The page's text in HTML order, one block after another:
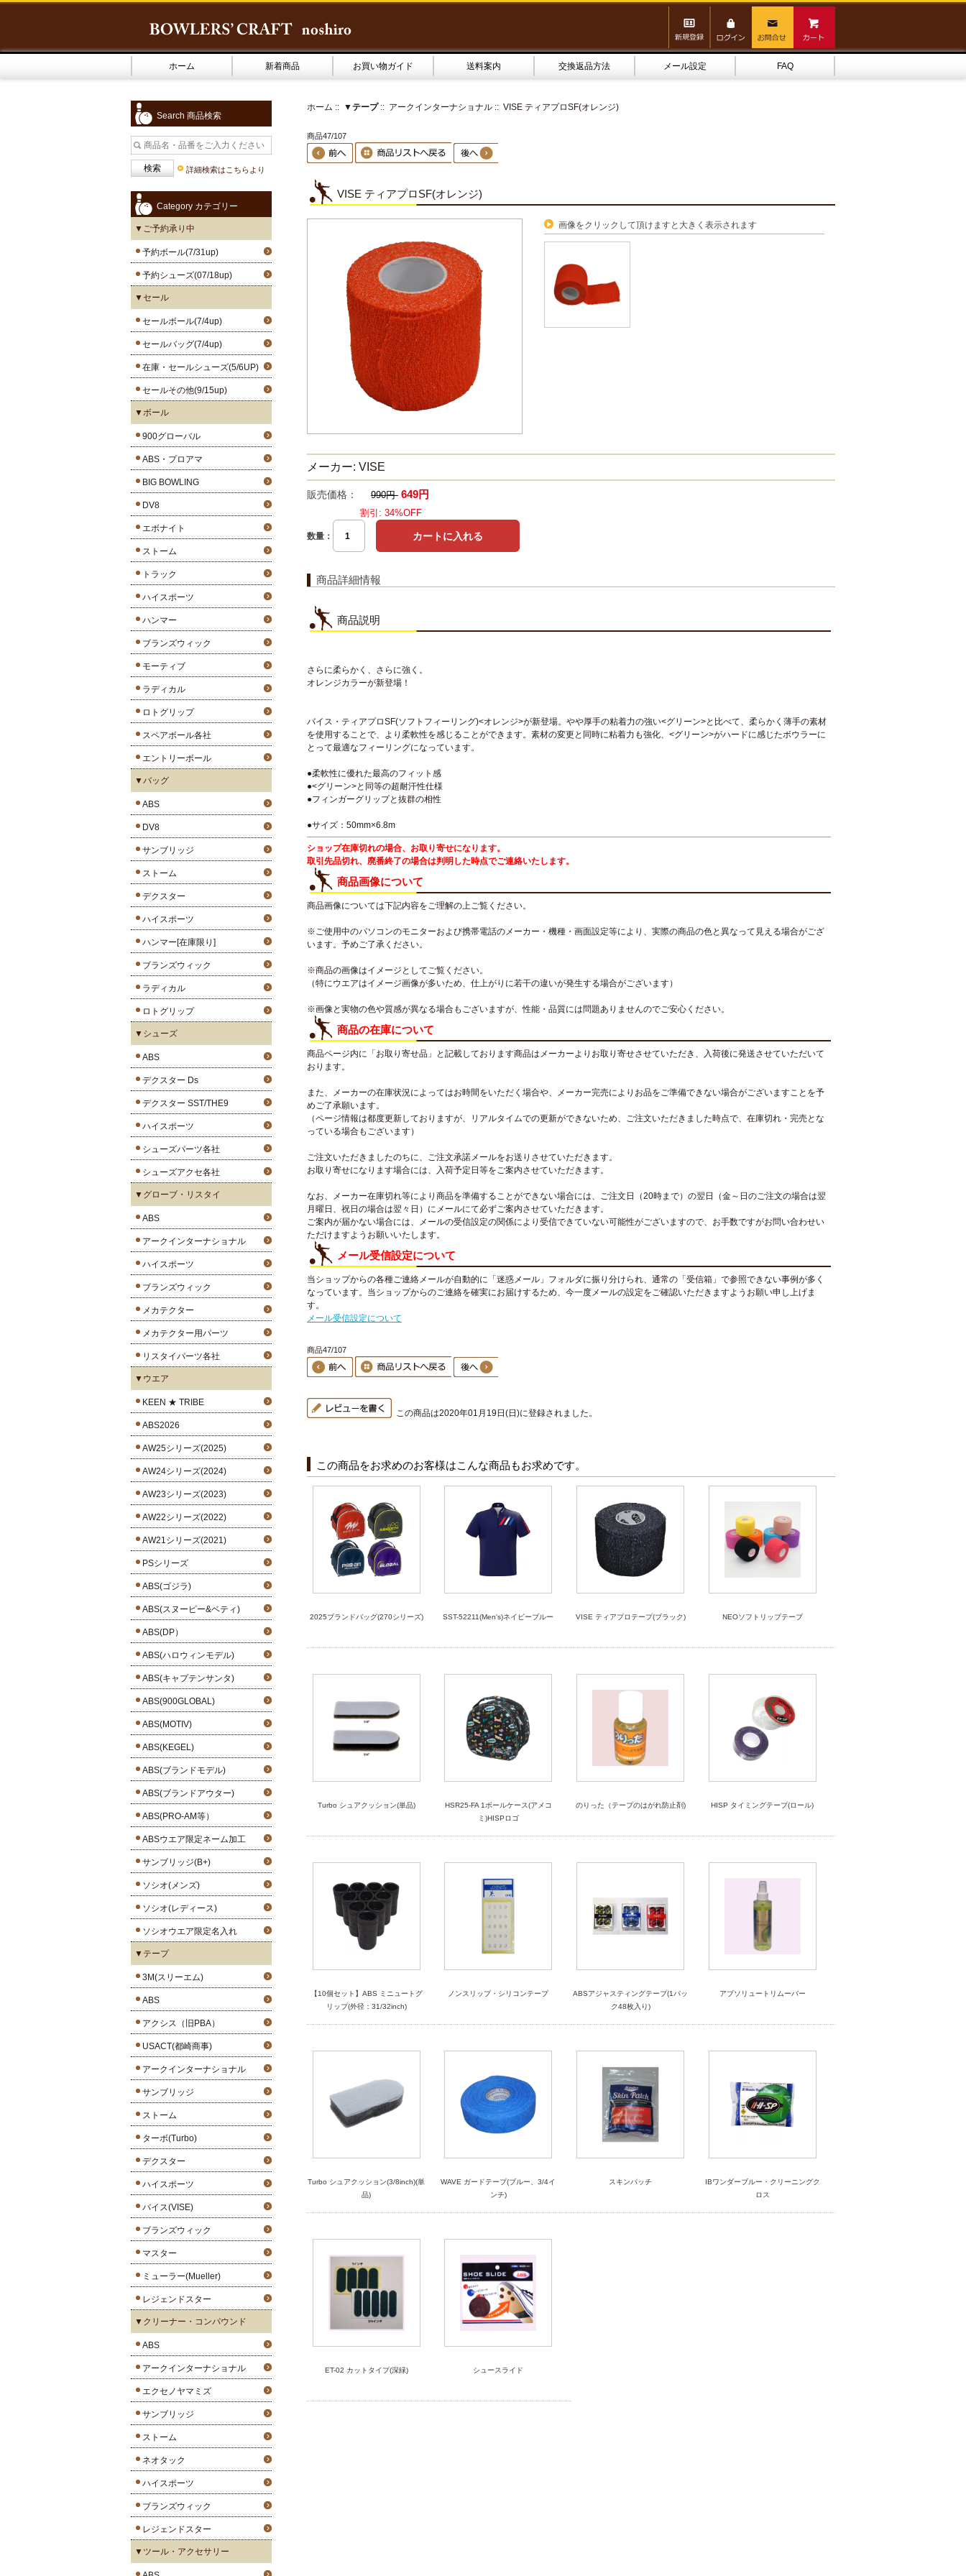
ホーム 新着商品 お買い物ガイド 送料案内 交換返品方法 メール設定 FAQ
Search 商品検索
詳細検索はこちらより
Category カテゴリー
▼ご予約承り中
予約ボール(7/31up)
予約シューズ(07/18up)
▼セール
セールボール(7/4up)
セールバッグ(7/4up)
在庫・セールシューズ(5/6UP)
セールその他(9/15up)
▼ボール
900グローバル
ABS・プロアマ
BIG BOWLING
DV8
エボナイト
ストーム
トラック
ハイスポーツ
ハンマー
ブランズウィック
モーティブ
ラディカル
ロトグリップ
スペアボール各社
エントリーボール
▼バッグ
ABS
DV8
サンブリッジ
ストーム
デクスター
ハイスポーツ
ハンマー[在庫限り]
ブランズウィック
ラディカル
ロトグリップ
▼シューズ
ABS
デクスター Ds
デクスター SST/THE9
ハイスポーツ
シューズパーツ各社
シューズアクセ各社
▼グローブ・リスタイ
ABS
アークインターナショナル
ハイスポーツ
ブランズウィック
メカテクター
メカテクター用パーツ
リスタイパーツ各社
▼ウエア
KEEN ★ TRIBE
ABS2026
AW25シリーズ(2025)
AW24シリーズ(2024)
AW23シリーズ(2023)
AW22シリーズ(2022)
AW21シリーズ(2021)
PSシリーズ
ABS(ゴジラ)
ABS(スヌーピー&ベティ)
ABS(DP）
ABS(ハロウィンモデル)
ABS(キャプテンサンタ)
ABS(900GLOBAL)
ABS(MOTIV)
ABS(KEGEL)
ABS(ブランドモデル)
ABS(ブランドアウター)
ABS(PRO-AM等）
ABSウエア限定ネーム加工
サンブリッジ(B+)
ソシオ(メンズ)
ソシオ(レディース)
ソシオウエア限定名入れ
▼テープ
3M(スリーエム)
ABS
アクシス（旧PBA）
USACT(都崎商事)
アークインターナショナル
サンブリッジ
ストーム
ターボ(Turbo)
デクスター
ハイスポーツ
バイス(VISE)
ブランズウィック
マスター
ミューラー(Mueller)
レジェンドスター
▼クリーナー・コンパウンド
ABS
アークインターナショナル
エクセノヤマミズ
サンブリッジ
ストーム
ネオタック
ハイスポーツ
ブランズウィック
レジェンドスター
▼ツール・アクセサリー
ホーム :: ▼テープ:: アークインターナショナル :: VISE ティアプロSF(オレンジ)
商品47/107
VISE ティアプロSF(オレンジ)
画像をクリックして頂けますと大きく表示されます
メーカー: VISE
販売価格： 990円 649円
割引: 34%OFF
数量：
商品詳細情報
商品説明
さらに柔らかく、さらに強く。
オレンジカラーが新登場！
バイス・ティアプロSF(ソフトフィーリング)<オレンジ>が新登場。やや厚手の粘着力の強い<グリーン>と比べて、柔らかく薄手の素材
を使用することで、より柔軟性を感じることができます。素材の変更と同時に粘着力も強化、<グリーン>がハードに感じたボウラーに
とって最適なフィーリングになっています。
●柔軟性に優れた最高のフィット感
●<グリーン>と同等の超耐汗性仕様
●フィンガーグリップと抜群の相性
●サイズ：50mm×6.8m
ショップ在庫切れの場合、お取り寄せになります。
取引先品切れ、廃番終了の場合は判明した時点でご連絡いたします。
商品画像について
商品画像については下記内容をご理解の上ご覧ください。
※ご使用中のパソコンのモニターおよび携帯電話のメーカー・機種・画面設定等により、実際の商品の色と異なって見える場合がござ
います。予めご了承ください。
※商品の画像はイメージとしてご覧ください。
（特にウエアはイメージ画像が多いため、仕上がりに若干の違いが発生する場合がございます）
※画像と実物の色や質感が異なる場合もございますが、性能・品質には問題ありませんのでご安心ください。
商品の在庫について
商品ページ内に「お取り寄せ品」と記載しております商品はメーカーよりお取り寄せさせていただき、入荷後に発送させていただいて
おります。
また、メーカーの在庫状況によってはお時間をいただく場合や、メーカー完売によりお品をご準備できない場合がございますことを予
めご了承願います。
（ページ情報は都度更新しておりますが、リアルタイムでの更新ができないため、ご注文いただきました時点で、在庫切れ・完売とな
っている場合もございます）
ご注文いただきましたのちに、ご注文承諾メールをお送りさせていただきます。
お取り寄せになります場合には、入荷予定日等をご案内させていただきます。
なお、メーカー在庫切れ等により商品を準備することができない場合には、ご注文日（20時まで）の翌日（金～日のご注文の場合は翌
月曜日、祝日の場合は翌々日）にメールにて必ずご案内させていただきます。
ご案内が届かない場合には、メールの受信設定の関係により受信できていない可能性がございますので、お手数ですがお問い合わせい
ただけますようお願いいたします。
メール受信設定について
当ショップからの各種ご連絡メールが自動的に「迷惑メール」フォルダに振り分けられ、通常の「受信箱」で参照できない事例が多く
なっています。当ショップからのご連絡を確実にお届けするため、今一度メールの設定をご確認いただきますようお願い申し上げま
す。
メール受信設定について
商品47/107
この商品は2020年01月19日(日)に登録されました。
この商品をお求めのお客様はこんな商品もお求めです。
2025ブランドバッグ(270シリーズ) SST-52211(Men's)ネイビーブルー VISE ティアプロテープ(ブラック) NEOソフトリップテープ
Turbo シュアクッション(単品)
HSR25-FA 1ボールケース(アメコ
ミ)HISPロゴ
のりった（テープのはがれ防止剤) HISP タイミングテープ(ロール)
【10個セット】ABS ミニュートグ
リップ(外径：31/32inch)
ノンスリップ・シリコンテープ
ABSアジャスティングテープ(1パッ
ク48枚入り)
アブソリュートリムーバー
Turbo シュアクッション(3/8inch)(単
品)
WAVE ガードテープ(ブルー、3/4イ
ンチ)
スキンパッチ
IBワンダーブルー・クリーニングク
ロス
ET-02 カットタイプ(深緑) シュースライド